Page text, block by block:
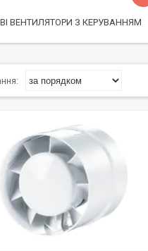
ВЕНТИЛЯТОРИ З КЕРУВАННЯМ